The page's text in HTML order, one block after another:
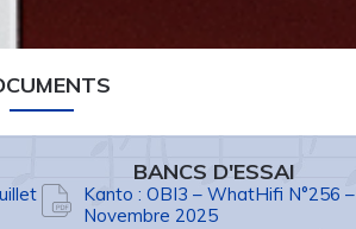
BANCS D'ESSAI
Kanto : OBI3 – WhatHifi N°256 –
Novembre 2025